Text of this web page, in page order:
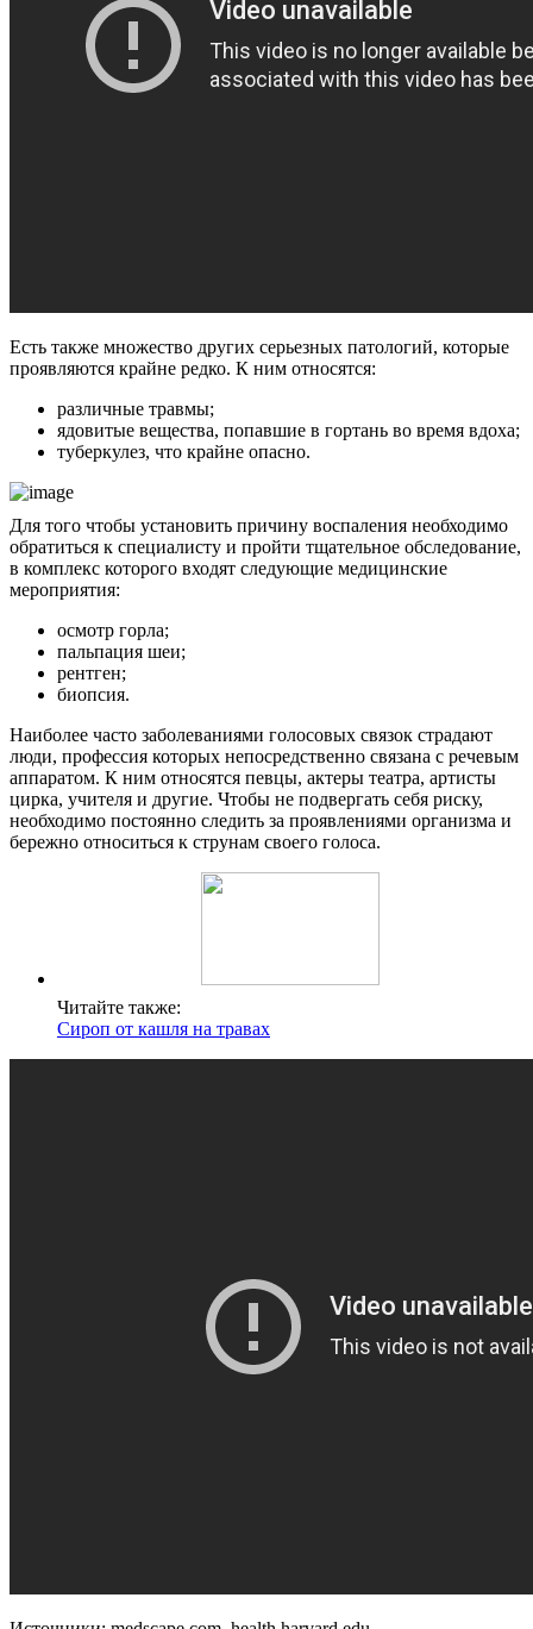
Есть также множество других серьезных патологий, которые
проявляются крайне редко. К ним относятся:
различные травмы;
ядовитые вещества, попавшие в гортань во время вдоха;
туберкулез, что крайне опасно.
Для того чтобы установить причину воспаления необходимо
обратиться к специалисту и пройти тщательное обследование,
в комплекс которого входят следующие медицинские
мероприятия:
осмотр горла;
пальпация шеи;
рентген;
биопсия.
Наиболее часто заболеваниями голосовых связок страдают
люди, профессия которых непосредственно связана с речевым
аппаратом. К ним относятся певцы, актеры театра, артисты
цирка, учителя и другие. Чтобы не подвергать себя риску,
необходимо постоянно следить за проявлениями организма и
бережно относиться к струнам своего голоса.
Читайте также:
Сироп от кашля на травах